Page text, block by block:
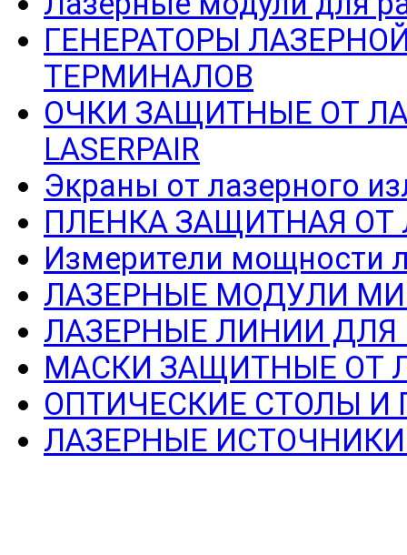
ГЕНЕРАТОРЫ
ТЕРМИНАЛОВ
ОЧКИ ЗАЩИТНЫЕ ОТ
LASERPAIR
Экраны от лазерного
ПЛЕНКА ЗАЩИТНАЯ ОТ
Измерители мощности
ЛАЗЕРНЫЕ МОДУЛИ
ЛАЗЕРНЫЕ ЛИНИИ
МАСКИ ЗАЩИТНЫЕ ОТ
ОПТИЧЕСКИЕ СТОЛЫ И
ЛАЗЕРНЫЕ ИСТОЧНИКИ